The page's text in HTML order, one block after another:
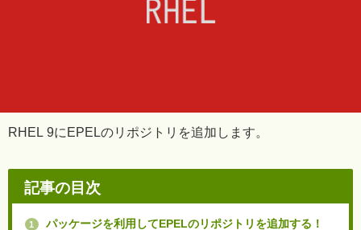
RHEL 9にEPELのリポジトリを追加します。
記事の目次
1 パッケージを利用してEPELのリポジトリを追加する！